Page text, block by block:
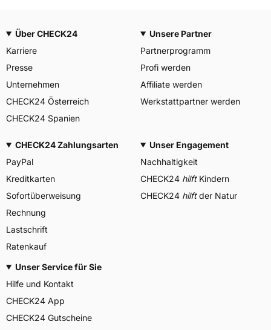
Über CHECK24
Karriere
Presse
Unternehmen
CHECK24 Österreich
CHECK24 Spanien
Unsere Partner
Partnerprogramm
Profi werden
Affiliate werden
Werkstattpartner werden
CHECK24 Zahlungsarten
PayPal
Kreditkarten
Sofortüberweisung
Rechnung
Lastschrift
Ratenkauf
Unser Engagement
Nachhaltigkeit
CHECK24 hilftKindern
CHECK24 hilftder Natur
Unser Service für Sie
Hilfe und Kontakt
CHECK24 App
CHECK24 Gutscheine